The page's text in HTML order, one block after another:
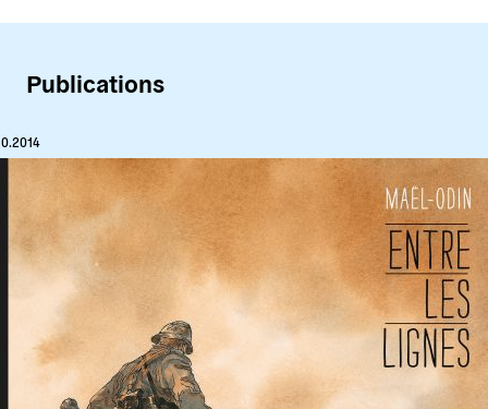
Publications